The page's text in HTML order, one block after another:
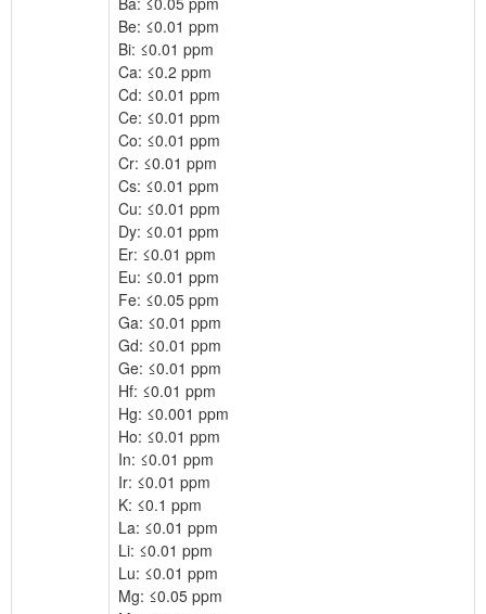
Be: ≤0.01 ppm
Bi: ≤0.01 ppm
Ca: ≤0.2 ppm
Cd: ≤0.01 ppm
Ce: ≤0.01 ppm
Co: ≤0.01 ppm
Cr: ≤0.01 ppm
Cs: ≤0.01 ppm
Cu: ≤0.01 ppm
Dy: ≤0.01 ppm
Er: ≤0.01 ppm
Eu: ≤0.01 ppm
Fe: ≤0.05 ppm
Ga: ≤0.01 ppm
Gd: ≤0.01 ppm
Ge: ≤0.01 ppm
Hf: ≤0.01 ppm
Hg: ≤0.001 ppm
Ho: ≤0.01 ppm
In: ≤0.01 ppm
Ir: ≤0.01 ppm
K: ≤0.1 ppm
La: ≤0.01 ppm
Li: ≤0.01 ppm
Lu: ≤0.01 ppm
Mg: ≤0.05 ppm